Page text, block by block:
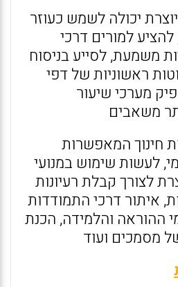
יכולה לשמש כעוזר
למורים דרכי
משמעת, לסייע בניסוח
ראשוניות של דפי
מערכי שיעור
משאבים
חינוך המאפשרות
לעשות שימוש במנועי
לצורך קבלת רעיונות
איתור דרכי התמודדות
ההוראה והלמידה, הכנת
מסמכים ועוד